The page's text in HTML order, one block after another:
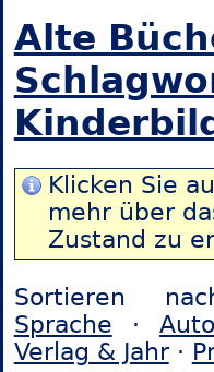
Alte
Klicken Sie
mehr über
Zustand zu
Sortieren
Sprache ·
Verlag & Jahr·